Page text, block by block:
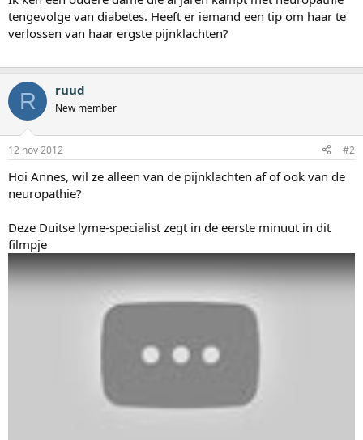
r
t
e
tengevolge van diabetes. Heeft er iemand een tip om haar te
verlossen van haar ergste pijnklachten?
R ruud
New member
12 nov 2012 #2
Hoi Annes, wil ze alleen van de pijnklachten af of ook van de
neuropathie?
Deze Duitse lyme-specialist zegt in de eerste minuut in dit
filmpje